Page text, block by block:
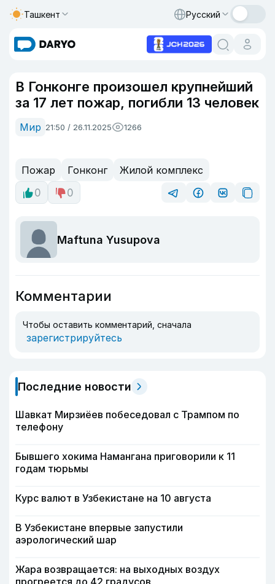
Ташкент Русский
В Гонконге произошел крупнейший
за 17 лет пожар, погибли 13 человек
Мир 21:50 / 26.11.2025 1266
Пожар Гонконг
Жилой комплекс
0
0
Maftuna Yusupova
Комментарии
Чтобы оставить комментарий, сначала
зарегистрируйтесь
Последние новости
Шавкат Мирзиёев побеседовал с Трампом по
телефону
Бывшего хокима Намангана приговорили к 11
годам тюрьмы
Курс валют в Узбекистане на 10 августа
В Узбекистане впервые запустили
аэрологический шар
Жара возвращается: на выходных воздух
прогреется до 42 градусов